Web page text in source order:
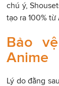
chú ý,
tạo ra 100%
Bảo
Anime
Lý do đằng